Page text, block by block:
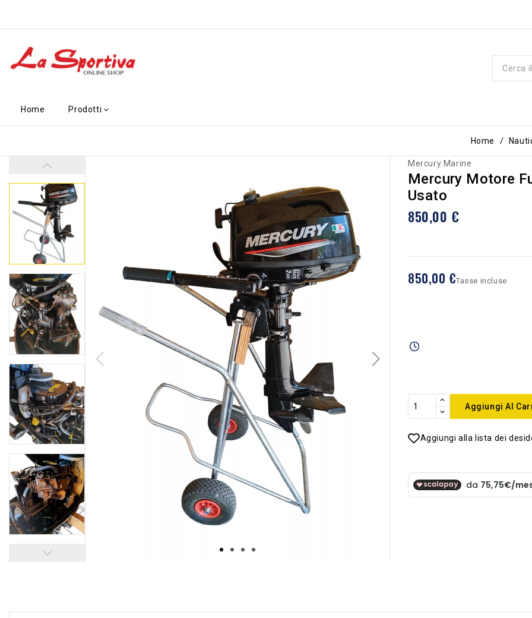
Home Prodotti
Home
Mercury Marine
Mercury Motore
Usato
850,00 €
850,00 €Tasse incluse
Aggiungi Al
Aggiungi alla lista dei